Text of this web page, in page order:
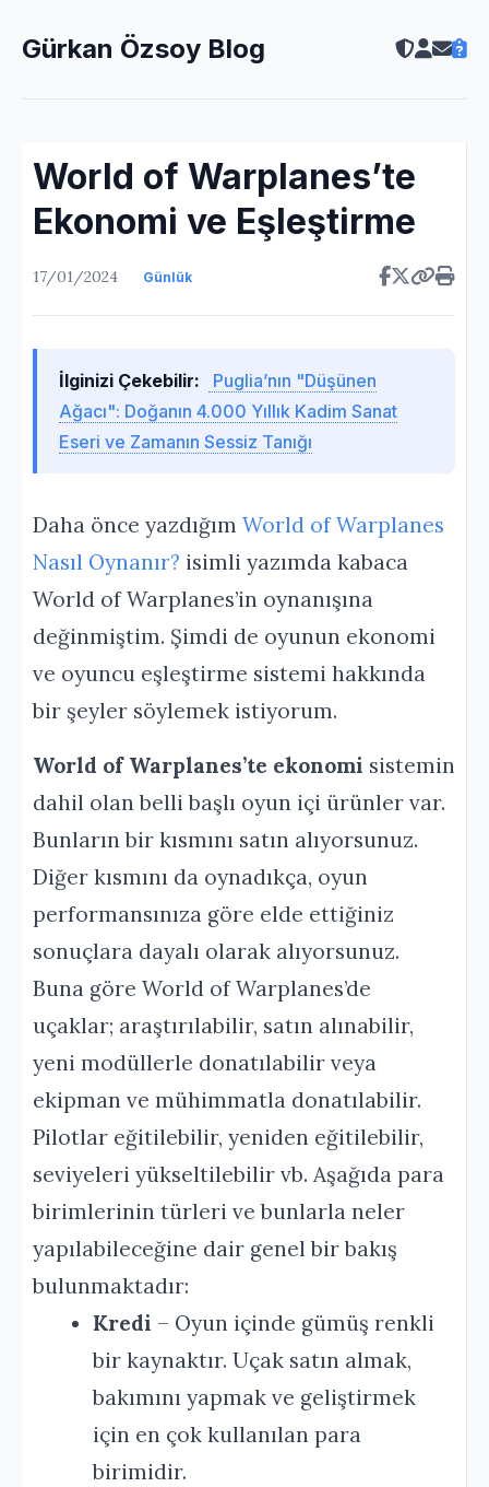
Gürkan Özsoy Blog
World of Warplanes’te
Ekonomi ve Eşleştirme
17/01/2024 Günlük
İlginizi Çekebilir:
Puglia’nın "Düşünen
Ağacı": Doğanın 4.000 Yıllık Kadim Sanat
Eseri ve Zamanın Sessiz Tanığı
Daha önce yazdığım World of Warplanes
Nasıl Oynanır? isimli yazımda kabaca
World of Warplanes’in oynanışına
değinmiştim. Şimdi de oyunun ekonomi
ve oyuncu eşleştirme sistemi hakkında
bir şeyler söylemek istiyorum.
World of Warplanes’te ekonomi sistemin
dahil olan belli başlı oyun içi ürünler var.
Bunların bir kısmını satın alıyorsunuz.
Diğer kısmını da oynadıkça, oyun
performansınıza göre elde ettiğiniz
sonuçlara dayalı olarak alıyorsunuz.
Buna göre World of Warplanes’de
uçaklar; araştırılabilir, satın alınabilir,
yeni modüllerle donatılabilir veya
ekipman ve mühimmatla donatılabilir.
Pilotlar eğitilebilir, yeniden eğitilebilir,
seviyeleri yükseltilebilir vb. Aşağıda para
birimlerinin türleri ve bunlarla neler
yapılabileceğine dair genel bir bakış
bulunmaktadır:
Kredi – Oyun içinde gümüş renkli
bir kaynaktır. Uçak satın almak,
bakımını yapmak ve geliştirmek
için en çok kullanılan para
birimidir.